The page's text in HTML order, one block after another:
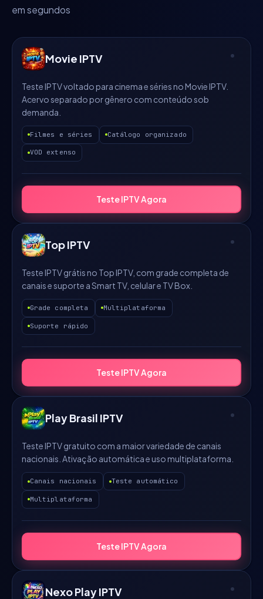
em segundos
Movie IPTV
Teste IPTV voltado para cinema e séries no Movie IPTV.
Acervo separado por gênero com conteúdo sob
demanda.
Filmes e séries Catálogo organizado
VOD extenso
Teste IPTV Agora
Top IPTV
Teste IPTV grátis no Top IPTV, com grade completa de
canais e suporte a Smart TV, celular e TV Box.
Grade completa Multiplataforma
Suporte rápido
Teste IPTV Agora
Play Brasil IPTV
Teste IPTV gratuito com a maior variedade de canais
nacionais. Ativação automática e uso multiplataforma.
Canais nacionais Teste automático
Multiplataforma
Teste IPTV Agora
Nexo Play IPTV